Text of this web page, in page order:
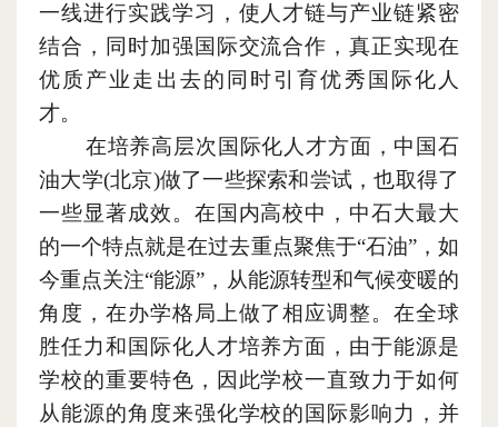
一线进行实践学习 ， 使人才链与产业链紧密
结合 ， 同时加强国际交流合作 ，真正实现在
优质产业走出去的同时引育优秀国际化人
才。
在培养高层次国际化人才方面 ， 中国石
油大学(北京)做了一些探索和尝试 ，也取得了
一些显著成效。在国内高校中 ， 中石大最大
的一个特点就是在过去重点聚焦于“石油”，如
今重点关注“能源” ， 从能源转型和气候变暖的
角度 ， 在办学格局上做了相应调整。在全球
胜任力和国际化人才培养方面 ， 由于能源是
学校的重要特色 ， 因此学校一直致力于如何
从能源的角度来强化学校的国际影响力 ， 并